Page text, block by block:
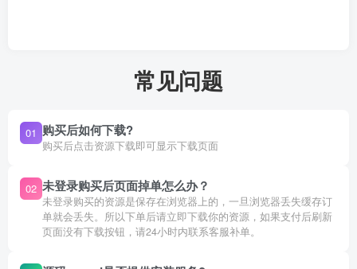
常见问题
01 购买后如何下载?
购买后点击资源下载即可显示下载页面
02 未登录购买后页面掉单怎么办？
未登录购买的资源是保存在浏览器上的，一旦浏览器丢失缓存订
单就会丢失。所以下单后请立即下载你的资源，如果支付后刷新
页面没有下载按钮，请24小时内联系客服补单。